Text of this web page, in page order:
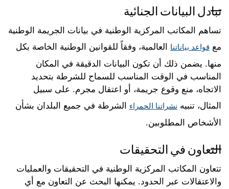
تبادل البيانات الجنائية
تساهم المكاتب المركزية الوطنية في بيانات الجريمة الوطنية
مع قواعد بياناتنا
العالمية، وفقاً للقوانين الوطنية الخاصة بكل
منها. يضمن ذلك أن تكون البيانات الدقيقة في المكان
المناسب في الوقت المناسب للسماح للشرطة بتحديد
الاتجاه، منع وقوع جريمة، أو اعتقال مجرم. على سبيل
المثال، تنبيه نشراتنا الحمراء
الشرطة في جميع البلدان بشأن
الأشخاص المطلوبين.
التعاون في التحقيقات
تتعاون المكاتب المركزية الوطنية في التحقيقات والعمليات
والاعتقالات عبر الحدود. يمكنها البحث عن التعاون مع أي